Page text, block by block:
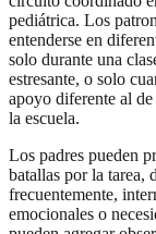
pediátrica. Los
entenderse en
solo durante una
estresante, o solo
apoyo diferente al
la escuela.
Los padres pueden
batallas por la tarea,
frecuentemente,
emocionales o